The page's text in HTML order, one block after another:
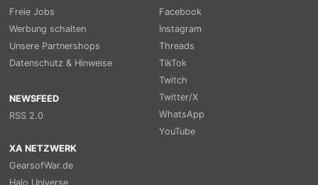
Freie Jobs
Werbung schalten
Unsere Partnershops
Datenschutz & Hinweise
NEWSFEED
RSS 2.0
Facebook
Instagram
Threads
TikTok
Twitch
Twitter/X
WhatsApp
YouTube
XA NETZWERK
GearsofWar.de
Halo Universe